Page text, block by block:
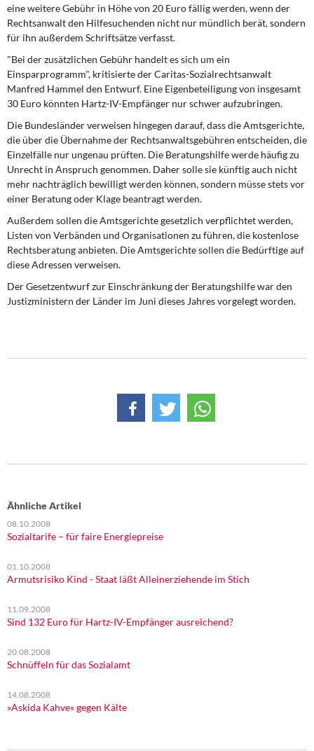
Kontakt
eine weitere Gebühr in Höhe von 20 Euro fällig werden, wenn der
Rechtsanwalt den Hilfesuchenden nicht nur mündlich berät, sondern
für ihn außerdem Schriftsätze verfasst.
"Bei der zusätzlichen Gebühr handelt es sich um ein
Einsparprogramm", kritisierte der Caritas-Sozialrechtsanwalt
Manfred Hammel den Entwurf. Eine Eigenbeteiligung von insgesamt
30 Euro könnten Hartz-IV-Empfänger nur schwer aufzubringen.
Die Bundesländer verweisen hingegen darauf, dass die Amtsgerichte,
die über die Übernahme der Rechtsanwaltsgebühren entscheiden, die
Einzelfälle nur ungenau prüften. Die Beratungshilfe werde häufig zu
Unrecht in Anspruch genommen. Daher solle sie künftig auch nicht
mehr nachträglich bewilligt werden können, sondern müsse stets vor
einer Beratung oder Klage beantragt werden.
Außerdem sollen die Amtsgerichte gesetzlich verpflichtet werden,
Listen von Verbänden und Organisationen zu führen, die kostenlose
Rechtsberatung anbieten. Die Amtsgerichte sollen die Bedürftige auf
diese Adressen verweisen.
Der Gesetzentwurf zur Einschränkung der Beratungshilfe war den
Justizministern der Länder im Juni dieses Jahres vorgelegt worden.
Ähnliche Artikel
08.10.2008
Sozialtarife – für faire Energiepreise
01.10.2008
Armutsrisiko Kind - Staat läßt Alleinerziehende im Stich
11.09.2008
Sind 132 Euro für Hartz-IV-Empfänger ausreichend?
20.08.2008
Schnüffeln für das Sozialamt
14.08.2008
»Askida Kahve« gegen Kälte